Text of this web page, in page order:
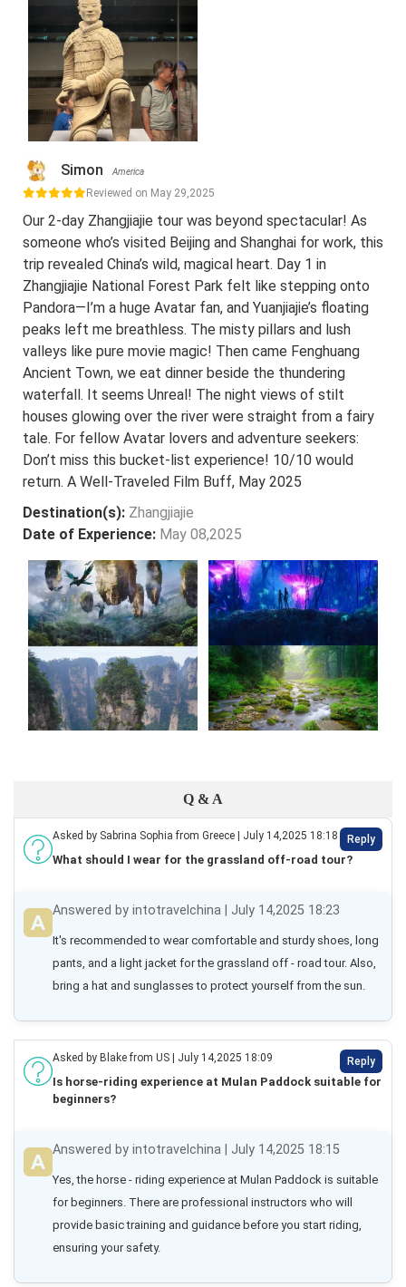
Simon America
Reviewed on May 29,2025
Our 2-day Zhangjiajie tour was beyond spectacular! As
someone who’s visited Beijing and Shanghai for work, this
trip revealed China’s wild, magical heart. Day 1 in
Zhangjiajie National Forest Park felt like stepping onto
Pandora—I’m a huge Avatar fan, and Yuanjiajie’s floating
peaks left me breathless. The misty pillars and lush
valleys like pure movie magic! Then came Fenghuang
Ancient Town, we eat dinner beside the thundering
waterfall. It seems Unreal! The night views of stilt
houses glowing over the river were straight from a fairy
tale. For fellow Avatar lovers and adventure seekers:
Don’t miss this bucket-list experience! 10/10 would
return. A Well-Traveled Film Buff, May 2025
Destination(s): Zhangjiajie
Date of Experience: May 08,2025
Q & A
Asked by Sabrina Sophia from Greece | July 14,2025 18:18 Reply
What should I wear for the grassland off-road tour?
Answered by intotravelchina | July 14,2025 18:23
It's recommended to wear comfortable and sturdy shoes, long
pants, and a light jacket for the grassland off - road tour. Also,
bring a hat and sunglasses to protect yourself from the sun.
Asked by Blake from US | July 14,2025 18:09 Reply
Is horse-riding experience at Mulan Paddock suitable for
beginners?
Answered by intotravelchina | July 14,2025 18:15
Yes, the horse - riding experience at Mulan Paddock is suitable
for beginners. There are professional instructors who will
provide basic training and guidance before you start riding,
ensuring your safety.